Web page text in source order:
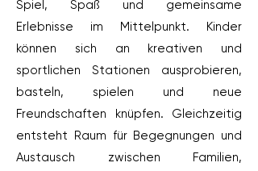
Spiel, Spaß und gemeinsame
Erlebnisse im Mittelpunkt. Kinder
können sich an kreativen und
sportlichen Stationen ausprobieren,
basteln, spielen und neue
Freundschaften knüpfen. Gleichzeitig
entsteht Raum für Begegnungen und
Austausch zwischen Familien,